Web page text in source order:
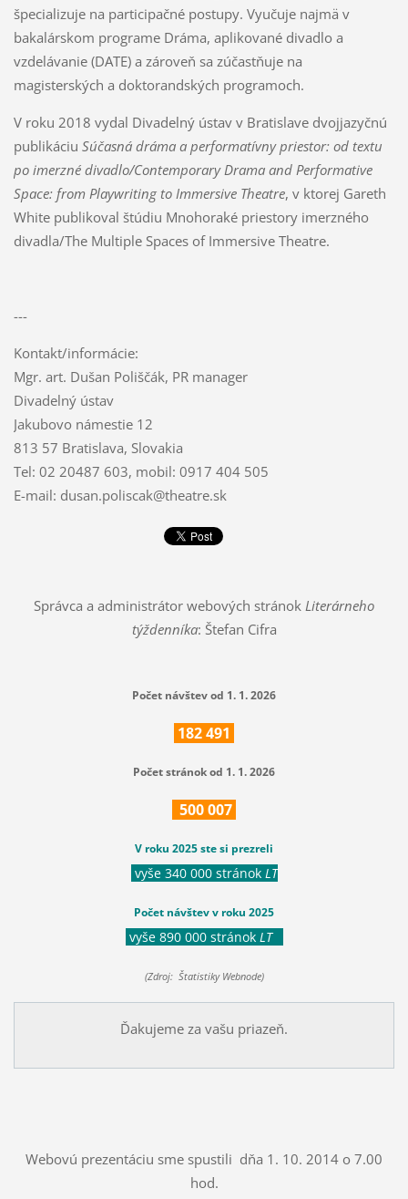
špecializuje na partici­pačné postupy. Vyučuje najmä v
bakalárskom programe Dráma, aplikované divadlo a
vzdelávanie (DATE) a zároveň sa zúčastňuje na
magisterských a doktorandských programoch.
V roku 2018 vydal Divadelný ústav v Bratislave dvojjazyčnú
publikáciu Súčasná dráma a performatívny priestor: od textu
po imerzné divadlo/Contem­porary Drama and Performative
Space: from Playwriting to Immersive Theatre, v ktorej Gareth
White publikoval štúdiu Mnohoraké priestory imerzného
divadla/The Multiple Spaces of Immer­sive Theatre.
---
Kontakt/informácie:
Mgr. art. Dušan Poliščák, PR manager
Divadelný ústav
Jakubovo námestie 12
813 57 Bratislava, Slovakia
Tel: 02 20487 603, mobil: 0917 404 505
E-mail: dusan.poliscak@theatre.sk
Správca a administrátor webových stránok Literárneho
týždenníka: Štefan Cifra
Počet návštev od 1. 1. 2026
182491
Počet stránok od 1. 1. 2026
500007
V roku 2025 ste si prezreli
vyše 340 000 stránok LT
Počet návštev v roku 2025
vyše 890 000 stránok LT
(Zdroj: Štatistiky Webnode)
Ďakujeme za vašu priazeň.
Webovú prezentáciu sme spustili dňa 1. 10. 2014 o 7.00
hod.